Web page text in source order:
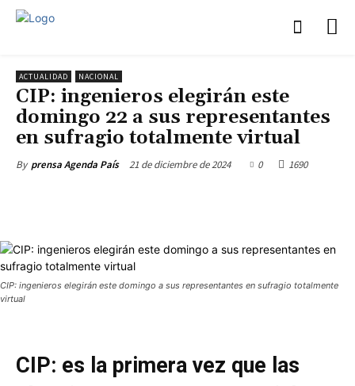
ACTUALIDAD NACIONAL
CIP: ingenieros elegirán este
domingo 22 a sus representantes
en sufragio totalmente virtual
By prensa Agenda País 21 de diciembre de 2024 0 1690
CIP: ingenieros elegirán este domingo a sus representantes en sufragio totalmente
virtual
CIP: es la primera vez que las